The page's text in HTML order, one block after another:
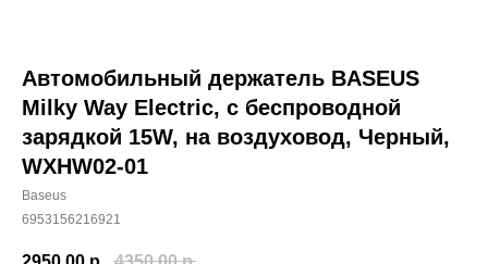
Автомобильный держатель BASEUS
Milky Way Electric, с беспроводной
зарядкой 15W, на воздуховод, Черный,
WXHW02-01
Baseus
6953156216921